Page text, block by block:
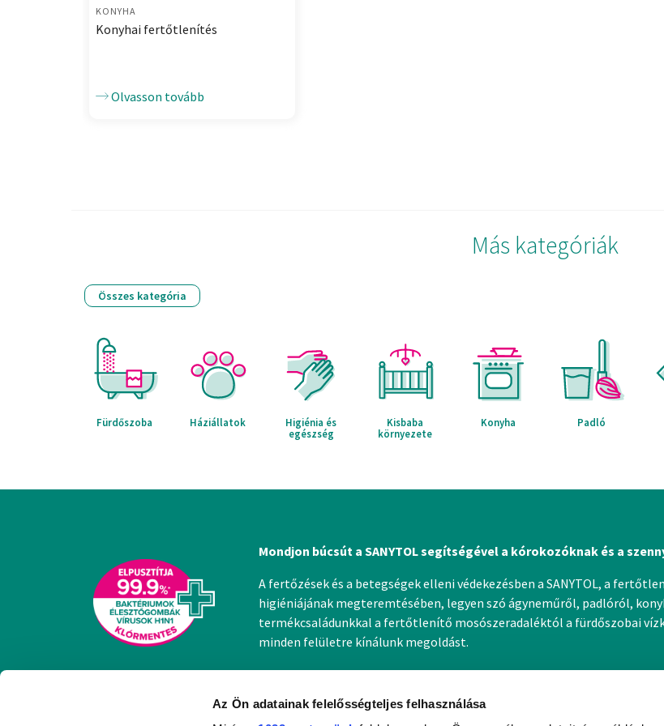
Az Ön adatainak felelősségteljes felhasználása
KONYHA
Konyhai fertőtlenítés
Olvasson tovább
Más kategóriák
Összes kategória
Fürdőszoba Háziállatok
Higiénia és
egészség
Kisbaba
környezete
Konyha Padló
Mondjon búcsút a SANYTOL segítségével a kórokozóknak és a
A fertőzések és a betegségek elleni védekezésben a SANYTOL, a
higiéniájának megteremtésében, legyen szó ágyneműről, padlóról,
termékcsaládunkkal a fertőtlenítő mosószeradaléktól a fürdőszobai
minden felületre kínálunk megoldást.